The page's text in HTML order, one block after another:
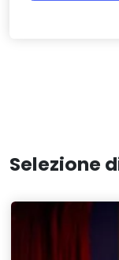
Selezione